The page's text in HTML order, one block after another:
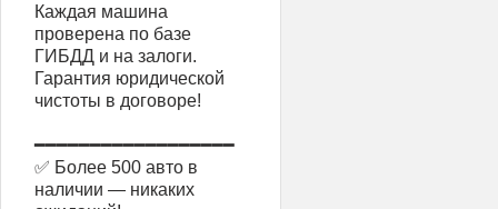
Каждая машина
проверена по базе
ГИБДД и на залоги.
Гарантия юридической
чистоты в договоре!
━━━━━━━━━━━━━━━━━━
✅ Более 500 авто в
наличии — никаких